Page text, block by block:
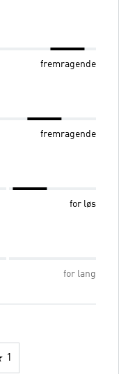
fremragende
fremragende
for løs
for lang
1